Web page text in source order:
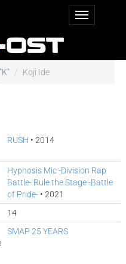
Koji Ide
RUSH • 2014
Hypnosis Mic -Division Rap
Battle- Rule the Stage‪ -Battle
of Pride- • 2021
14
SMAP 25 YEARS